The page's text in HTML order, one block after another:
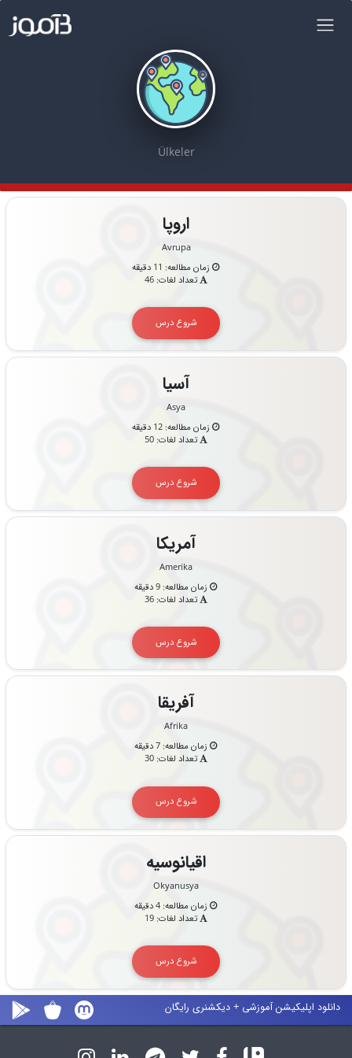
Ülkeler
اروپا
Avrupa
زمان مطالعه: 11 دقیقه
تعداد لغات: 46
شروع درس
آسیا
Asya
زمان مطالعه: 12 دقیقه
تعداد لغات: 50
شروع درس
آمریکا
Amerika
زمان مطالعه: 9 دقیقه
تعداد لغات: 36
شروع درس
آفریقا
Afrika
زمان مطالعه: 7 دقیقه
تعداد لغات: 30
شروع درس
اقیانوسیه
Okyanusya
زمان مطالعه: 4 دقیقه
تعداد لغات: 19
شروع درس
دانلود اپلیکیشن آموزشی + دیکشنری رایگان